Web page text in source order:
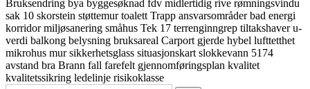
Bruksendring bya byggesøknad fdv midlertidig rive rømningsvindu
sak 10 skorstein støttemurtoalett Trapp ansvarsområderbad energi
korridormiljøsanering småhus Tek 17 terrenginngrep tiltakshaveru-
verdi balkong belysning bruksareal Carport gjerde hybel lufttetthet
mikrohus mursikkerhetsglass situasjonskart slokkevann 5174
avstand bra Brann fall farefelt gjennomføringsplan kvalitet
kvalitetssikring ledelinje risikoklasse